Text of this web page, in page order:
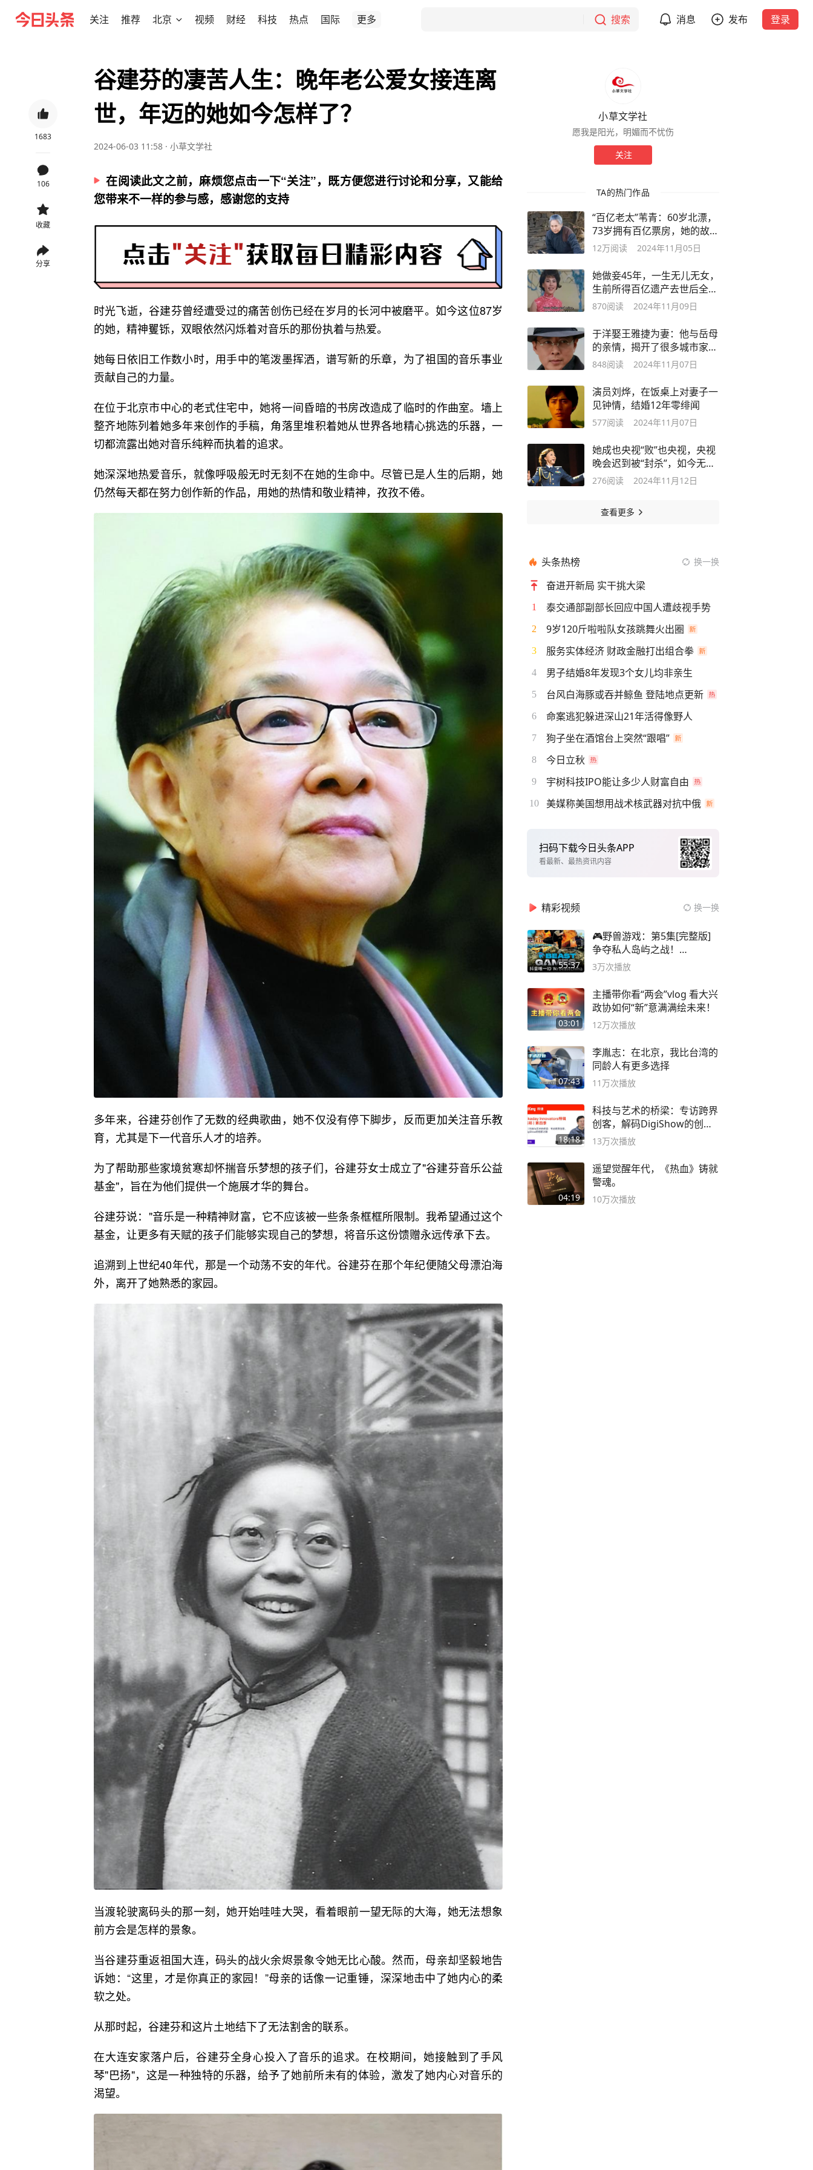
关注 推荐 北京 视频 财经 科技 热点 国际 更多 搜索 消息 发布 登录
1683
106
收藏
分享
谷建芬的凄苦人生：晚年老公爱女接连离
世，年迈的她如今怎样了？
2024-06-03 11:58 · 小草文学社
在阅读此文之前，麻烦您点击一下“关注”，既方便您进行讨论和分享，又能给
您带来不一样的参与感，感谢您的支持
时光飞逝，谷建芬曾经遭受过的痛苦创伤已经在岁月的长河中被磨平。如今这位87岁
的她，精神矍铄，双眼依然闪烁着对音乐的那份执着与热爱。
她每日依旧工作数小时，用手中的笔泼墨挥洒，谱写新的乐章，为了祖国的音乐事业
贡献自己的力量。
在位于北京市中心的老式住宅中，她将一间昏暗的书房改造成了临时的作曲室。墙上
整齐地陈列着她多年来创作的手稿，角落里堆积着她从世界各地精心挑选的乐器，一
切都流露出她对音乐纯粹而执着的追求。
她深深地热爱音乐，就像呼吸般无时无刻不在她的生命中。尽管已是人生的后期，她
仍然每天都在努力创作新的作品，用她的热情和敬业精神，孜孜不倦。
多年来，谷建芬创作了无数的经典歌曲，她不仅没有停下脚步，反而更加关注音乐教
育，尤其是下一代音乐人才的培养。
为了帮助那些家境贫寒却怀揣音乐梦想的孩子们，谷建芬女士成立了"谷建芬音乐公益
基金"，旨在为他们提供一个施展才华的舞台。
谷建芬说："音乐是一种精神财富，它不应该被一些条条框框所限制。我希望通过这个
基金，让更多有天赋的孩子们能够实现自己的梦想，将音乐这份馈赠永远传承下去。
追溯到上世纪40年代，那是一个动荡不安的年代。谷建芬在那个年纪便随父母漂泊海
外，离开了她熟悉的家园。
当渡轮驶离码头的那一刻，她开始哇哇大哭，看着眼前一望无际的大海，她无法想象
前方会是怎样的景象。
当谷建芬重返祖国大连，码头的战火余烬景象令她无比心酸。然而，母亲却坚毅地告
诉她：“这里，才是你真正的家园！”母亲的话像一记重锤，深深地击中了她内心的柔
软之处。
从那时起，谷建芬和这片土地结下了无法割舍的联系。
在大连安家落户后，谷建芬全身心投入了音乐的追求。在校期间，她接触到了手风
琴"巴扬"，这是一种独特的乐器，给予了她前所未有的体验，激发了她内心对音乐的
渴望。
小草文学社
愿我是阳光，明媚而不忧伤
关注
TA的热门作品
“百亿老太”苇青：60岁北漂，
73岁拥有百亿票房，她的故事
很励志
12万阅读 2024年11月05日
她做妾45年，一生无儿无女，
生前所得百亿遗产去世后全部
捐出
870阅读 2024年11月09日
于洋娶王雅捷为妻：他与岳母
的亲情，揭开了很多城市家庭
的遮羞布
848阅读 2024年11月07日
演员刘烨，在饭桌上对妻子一
见钟情，结婚12年零绯闻
577阅读 2024年11月07日
她成也央视“败”也央视，央视
晚会迟到被“封杀”，如今无人
认识
276阅读 2024年11月12日
查看更多
头条热榜 换一换
奋进开新局 实干挑大梁
1 泰交通部副部长回应中国人遭歧视手势
2 9岁120斤啦啦队女孩跳舞火出圈
3 服务实体经济 财政金融打出组合拳
4 男子结婚8年发现3个女儿均非亲生
5 台风白海豚或吞并鲸鱼 登陆地点更新
6 命案逃犯躲进深山21年活得像野人
7 狗子坐在酒馆台上突然“跟唱”
8 今日立秋
9 宇树科技IPO能让多少人财富自由
10 美媒称美国想用战术核武器对抗中俄
扫码下载今日头条APP
看最新、最热资讯内容
精彩视频 换一换
55:37
🎮野兽游戏：第5集[完整版]
争夺私人岛屿之战！
#MrBeastChina
3万次播放
03:01
主播带你看“两会”vlog 看大兴
政协如何“新”意满满绘未来！
12万次播放
07:43
李胤志：在北京，我比台湾的
同龄人有更多选择
11万次播放
18:18
科技与艺术的桥梁：专访跨界
创客，解码DigiShow的创新
之路
13万次播放
04:19
遥望觉醒年代，《热血》铸就
警魂。
10万次播放